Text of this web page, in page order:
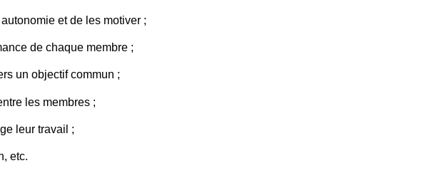
et de les motiver ;
de chaque membre ;
un objectif commun ;
les membres ;
leur travail ;
etc.